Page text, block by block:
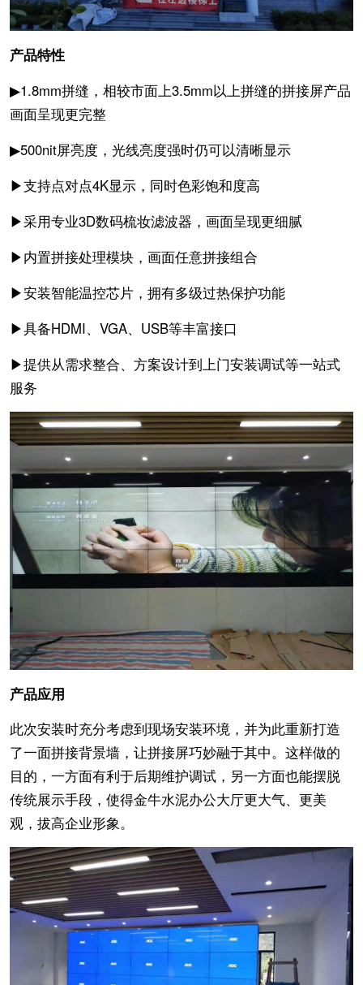
产品特性
▶1.8mm拼缝，相较市面上3.5mm以上拼缝的拼接屏产品
画面呈现更完整
▶500nit屏亮度，光线亮度强时仍可以清晰显示
▶支持点对点4K显示，同时色彩饱和度高
▶采用专业3D数码梳妆滤波器，画面呈现更细腻
▶内置拼接处理模块，画面任意拼接组合
▶安装智能温控芯片，拥有多级过热保护功能
▶具备HDMI、VGA、USB等丰富接口
▶提供从需求整合、方案设计到上门安装调试等一站式
服务
产品应用
此次安装时充分考虑到现场安装环境，并为此重新打造
了一面拼接背景墙，让拼接屏巧妙融于其中。这样做的
目的，一方面有利于后期维护调试，另一方面也能摆脱
传统展示手段，使得金牛水泥办公大厅更大气、更美
观，拔高企业形象。